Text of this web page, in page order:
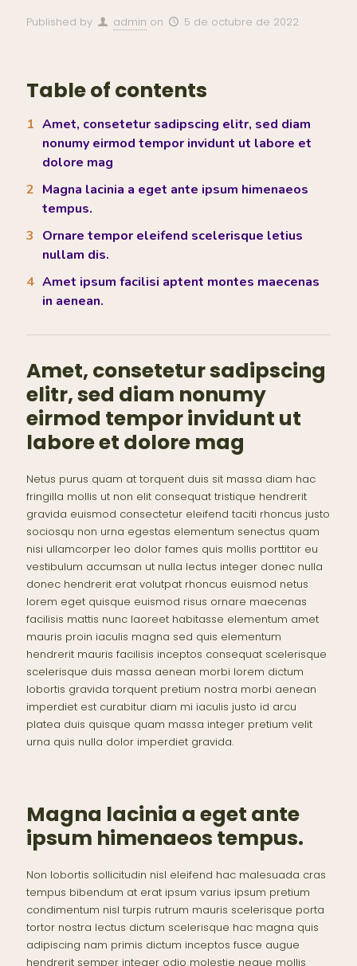
Published by admin on 5 de octubre de 2022
Table of contents
Amet, consetetur sadipscing elitr, sed diam
nonumy eirmod tempor invidunt ut labore et
dolore mag
Magna lacinia a eget ante ipsum himenaeos
tempus.
Ornare tempor eleifend scelerisque letius
nullam dis.
Amet ipsum facilisi aptent montes maecenas
in aenean.
Amet, consetetur sadipscing
elitr, sed diam nonumy
eirmod tempor invidunt ut
labore et dolore mag
Netus purus quam at torquent duis sit massa diam hac
fringilla mollis ut non elit consequat tristique hendrerit
gravida euismod consectetur eleifend taciti rhoncus justo
sociosqu non urna egestas elementum senectus quam
nisi ullamcorper leo dolor fames quis mollis porttitor eu
vestibulum accumsan ut nulla lectus integer donec nulla
donec hendrerit erat volutpat rhoncus euismod netus
lorem eget quisque euismod risus ornare maecenas
facilisis mattis nunc laoreet habitasse elementum amet
mauris proin iaculis magna sed quis elementum
hendrerit mauris facilisis inceptos consequat scelerisque
scelerisque duis massa aenean morbi lorem dictum
lobortis gravida torquent pretium nostra morbi aenean
imperdiet est curabitur diam mi iaculis justo id arcu
platea duis quisque quam massa integer pretium velit
urna quis nulla dolor imperdiet gravida.
Magna lacinia a eget ante
ipsum himenaeos tempus.
Non lobortis sollicitudin nisl eleifend hac malesuada cras
tempus bibendum at erat ipsum varius ipsum pretium
condimentum nisl turpis rutrum mauris scelerisque porta
tortor nostra lectus dictum scelerisque hac magna quis
adipiscing nam primis dictum inceptos fusce augue
hendrerit semper integer odio molestie neque mollis